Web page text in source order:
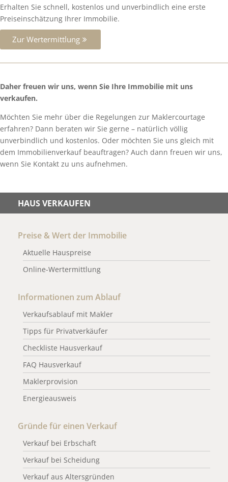
Erhalten Sie schnell, kostenlos und unverbindlich eine erste
Preiseinschätzung Ihrer Immobilie.
Zur Wertermittlung
Daher freuen wir uns, wenn Sie Ihre Immobilie mit uns
verkaufen.
Möchten Sie mehr über die Regelungen zur Maklercourtage
erfahren? Dann beraten wir Sie gerne – natürlich völlig
unverbindlich und kostenlos. Oder möchten Sie uns gleich mit
dem Immobilienverkauf beauftragen? Auch dann freuen wir uns,
wenn Sie Kontakt zu uns aufnehmen.
HAUS VERKAUFEN
Preise & Wert der Immobilie
Aktuelle Hauspreise
Online-Wertermittlung
Informationen zum Ablauf
Verkaufsablauf mit Makler
Tipps für Privatverkäufer
Checkliste Hausverkauf
FAQ Hausverkauf
Maklerprovision
Energieausweis
Gründe für einen Verkauf
Verkauf bei Erbschaft
Verkauf bei Scheidung
Verkauf aus Altersgründen